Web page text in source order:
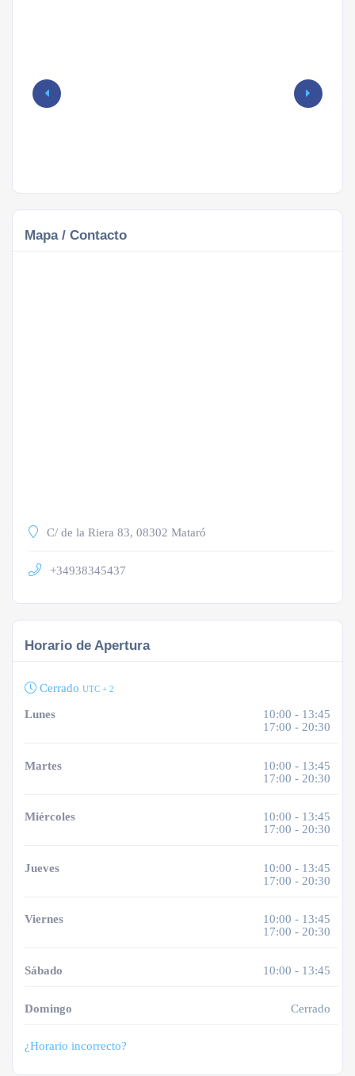
Mapa / Contacto
C/ de la Riera 83, 08302 Mataró
+34938345437
Horario de Apertura
Cerrado UTC + 2
Lunes
10:00 - 13:45
17:00 - 20:30
Martes
10:00 - 13:45
17:00 - 20:30
Miércoles
10:00 - 13:45
17:00 - 20:30
Jueves
10:00 - 13:45
17:00 - 20:30
Viernes
10:00 - 13:45
17:00 - 20:30
Sábado 10:00 - 13:45
Domingo Cerrado
¿Horario incorrecto?